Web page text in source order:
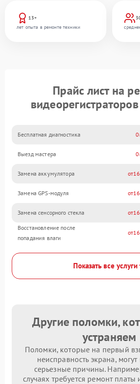
13+
лет опыта в ремонте техники
Прайс лист на
Бесплатная диагностика 0
Выезд мастера 0
Замена аккумулятора
Замена GPS-модуля
Замена сенсорного стекла
Восстановление после
попадания влаги
Показать все услуги
Другие поломки,
устраняем
Поломки, которые на первый
неисправность экрана,
серьезные причины.
случаях требуется ремонт